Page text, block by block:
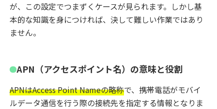
が、この設定でつまずくケースが見られます。しかし基
本的な知識を身につければ、決して難しい作業ではあり
ません。
APN（アクセスポイント名）の意味と役割
APNはAccess Point Nameの略称で、携帯電話がモバイ
ルデータ通信を行う際の接続先を指定する情報となりま